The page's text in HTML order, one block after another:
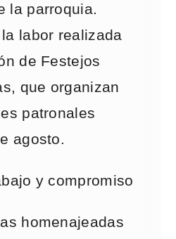
la parroquia.
labor realizada
de Festejos
que organizan
patronales
agosto.
y compromiso
homenajeadas